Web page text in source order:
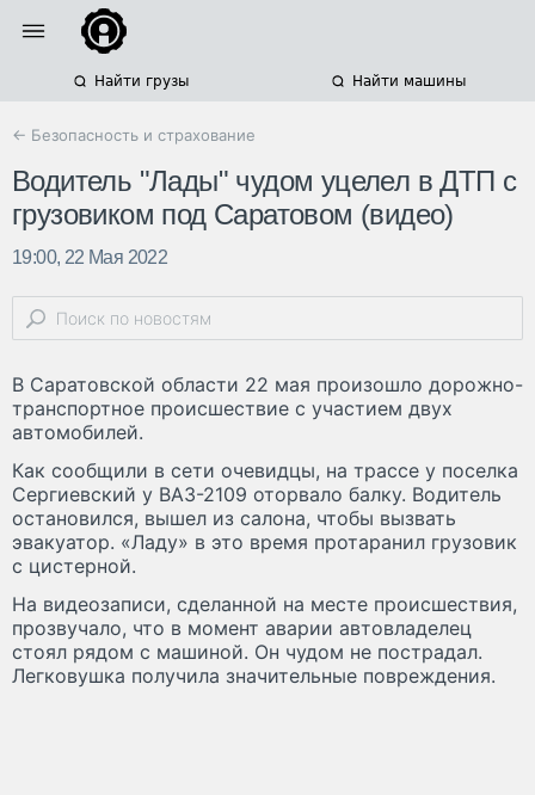
Найти грузы Найти машины
← Безопасность и страхование
Водитель "Лады" чудом уцелел в ДТП с
грузовиком под Саратовом (видео)
19:00, 22 Мая 2022
В Саратовской области 22 мая произошло дорожно-
транспортное происшествие с участием двух
автомобилей.
Как сообщили в сети очевидцы, на трассе у поселка
Сергиевский у ВАЗ-2109 оторвало балку. Водитель
остановился, вышел из салона, чтобы вызвать
эвакуатор. «Ладу» в это время протаранил грузовик
с цистерной.
На видеозаписи, сделанной на месте происшествия,
прозвучало, что в момент аварии автовладелец
стоял рядом с машиной. Он чудом не пострадал.
Легковушка получила значительные повреждения.